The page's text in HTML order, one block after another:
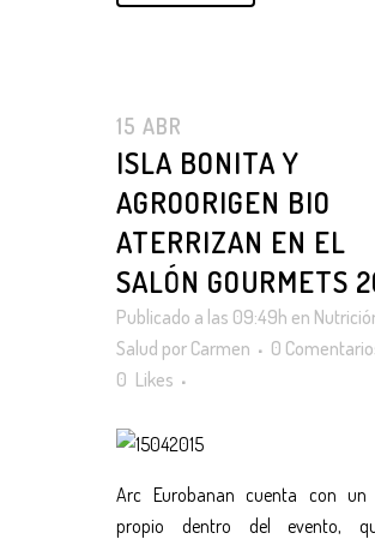
15 ABR
ISLA BONITA Y
AGROORIGEN BIO
ATERRIZAN EN EL
SALÓN GOURMETS
Publicado a las 09:49h en
Salud por Carmen
0
0 Likes
Arc Eurobanan cuenta con un
propio dentro del evento,